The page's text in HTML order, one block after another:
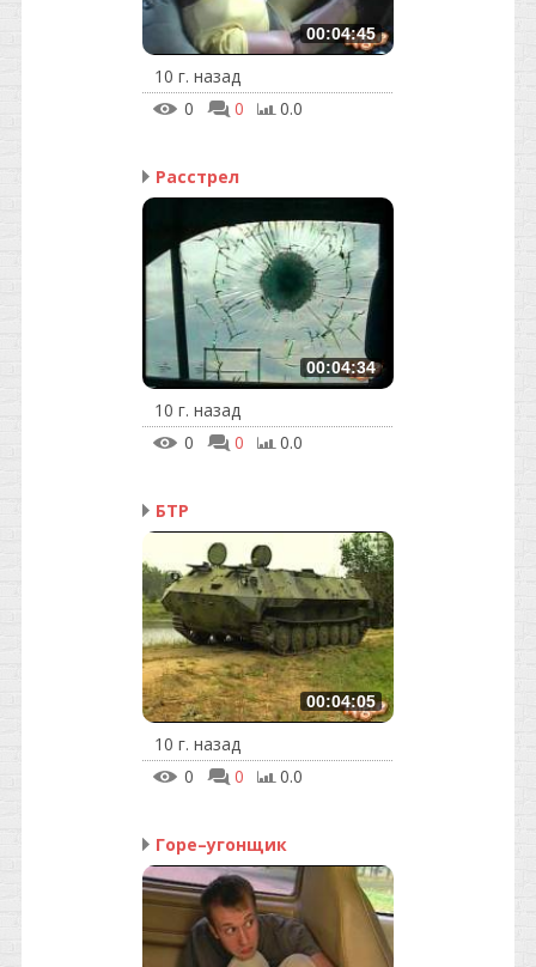
00:04:45
10 г. назад
0
0 0.0
Расстрел
00:04:34
10 г. назад
0
0 0.0
БТР
00:04:05
10 г. назад
0
0 0.0
Горе–угонщик